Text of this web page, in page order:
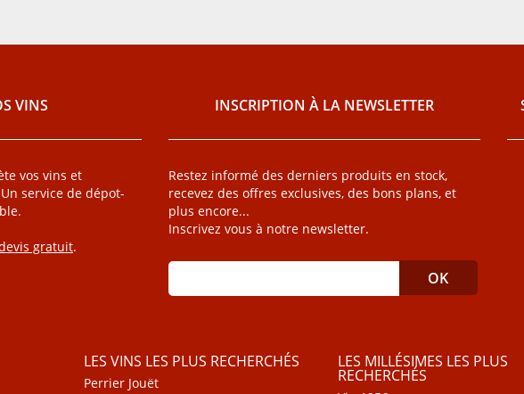
VINS
vos vins et
service de dépot-
gratuit.
INSCRIPTION À LA NEWSLETTER
Restez informé des derniers produits en stock,
recevez des offres exclusives, des bons plans, et
plus encore...
Inscrivez vous à notre newsletter.
LES VINS LES PLUS RECHERCHÉS
Perrier Jouët
LES MILLÉSIMES LES PLUS
RECHERCHÉS